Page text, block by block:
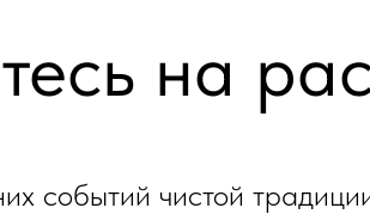
на
событий чистой